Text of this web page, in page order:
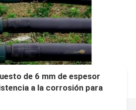
de 6 mm de espesor
a la corrosión para